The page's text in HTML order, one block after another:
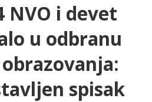
NVO i devet
u odbranu
spisak